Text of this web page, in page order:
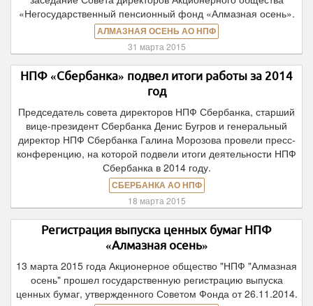
«Негосударственный пенсионный фонд «Алмазная осень».
АЛМАЗНАЯ ОСЕНЬ АО НПФ
31 марта 2015
НПФ «Сбербанка» подвел итоги работы за 2014
год
Председатель совета директоров НПФ Сбербанка, старший
вице-президент Сбербанка Денис Бугров и генеральный
директор НПФ Сбербанка Галина Морозова провели пресс-
конференцию, на которой подвели итоги деятельности НПФ
Сбербанка в 2014 году.
СБЕРБАНКА АО НПФ
18 марта 2015
Регистрация выпуска ценных бумаг НПФ
«Алмазная осень»
13 марта 2015 года Акционерное общество "НПФ "Алмазная
осень" прошел государственную регистрацию выпуска
ценных бумаг, утвержденного Советом Фонда от 26.11.2014.